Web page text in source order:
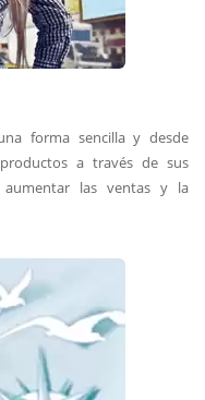
forma sencilla y desde
a través de sus
las ventas y la